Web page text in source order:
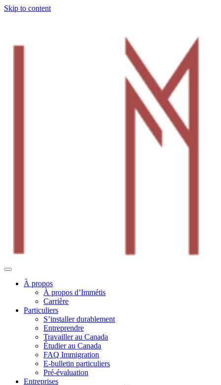
Skip to content
À propos
À propos d’Immétis
Carrière
Particuliers
S’installer durablement
Entreprendre
Travailler au Canada
Étudier au Canada
FAQ Immigration
E-bulletin particuliers
Pré-évaluation
Entreprises